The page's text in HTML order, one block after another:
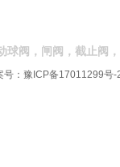
球阀，闸阀，截止阀
号： 豫ICP备17011299号-